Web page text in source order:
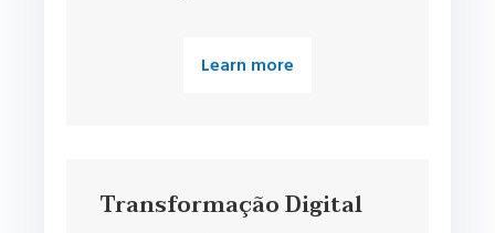
Learn more
Transformação Digital